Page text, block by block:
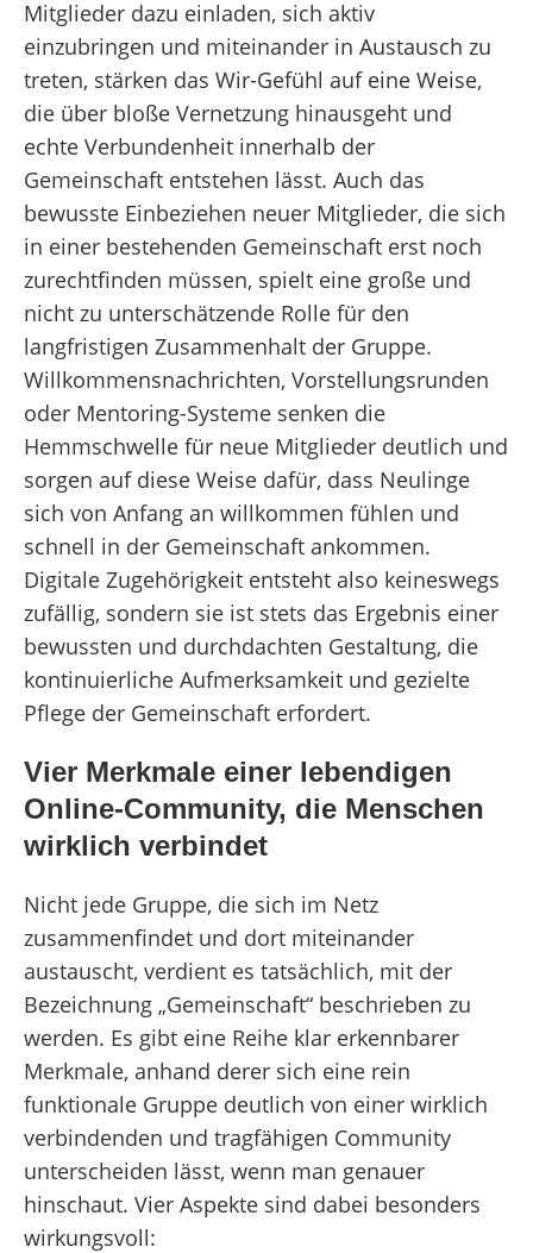
Mitglieder dazu einladen, sich aktiv
einzubringen und miteinander in Austausch zu
treten, stärken das Wir-Gefühl auf eine Weise,
die über bloße Vernetzung hinausgeht und
echte Verbundenheit innerhalb der
Gemeinschaft entstehen lässt. Auch das
bewusste Einbeziehen neuer Mitglieder, die sich
in einer bestehenden Gemeinschaft erst noch
zurechtfinden müssen, spielt eine große und
nicht zu unterschätzende Rolle für den
langfristigen Zusammenhalt der Gruppe.
Willkommensnachrichten, Vorstellungsrunden
oder Mentoring-Systeme senken die
Hemmschwelle für neue Mitglieder deutlich und
sorgen auf diese Weise dafür, dass Neulinge
sich von Anfang an willkommen fühlen und
schnell in der Gemeinschaft ankommen.
Digitale Zugehörigkeit entsteht also keineswegs
zufällig, sondern sie ist stets das Ergebnis einer
bewussten und durchdachten Gestaltung, die
kontinuierliche Aufmerksamkeit und gezielte
Pflege der Gemeinschaft erfordert.
Vier Merkmale einer lebendigen
Online-Community, die Menschen
wirklich verbindet
Nicht jede Gruppe, die sich im Netz
zusammenfindet und dort miteinander
austauscht, verdient es tatsächlich, mit der
Bezeichnung „Gemeinschaft“ beschrieben zu
werden. Es gibt eine Reihe klar erkennbarer
Merkmale, anhand derer sich eine rein
funktionale Gruppe deutlich von einer wirklich
verbindenden und tragfähigen Community
unterscheiden lässt, wenn man genauer
hinschaut. Vier Aspekte sind dabei besonders
wirkungsvoll: